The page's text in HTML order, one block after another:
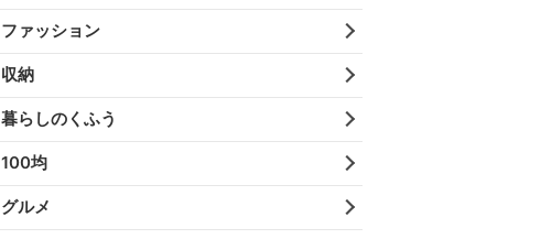
ファッション
収納
暮らしのくふう
100均
グルメ